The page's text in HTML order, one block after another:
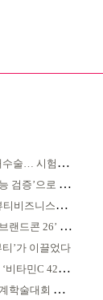
자료 공용 허용
으로 중심 이동
스협회와 MOU
콘 26’ 강연
’가 이끌었다
멜라오프 밤’
회 일정 확정